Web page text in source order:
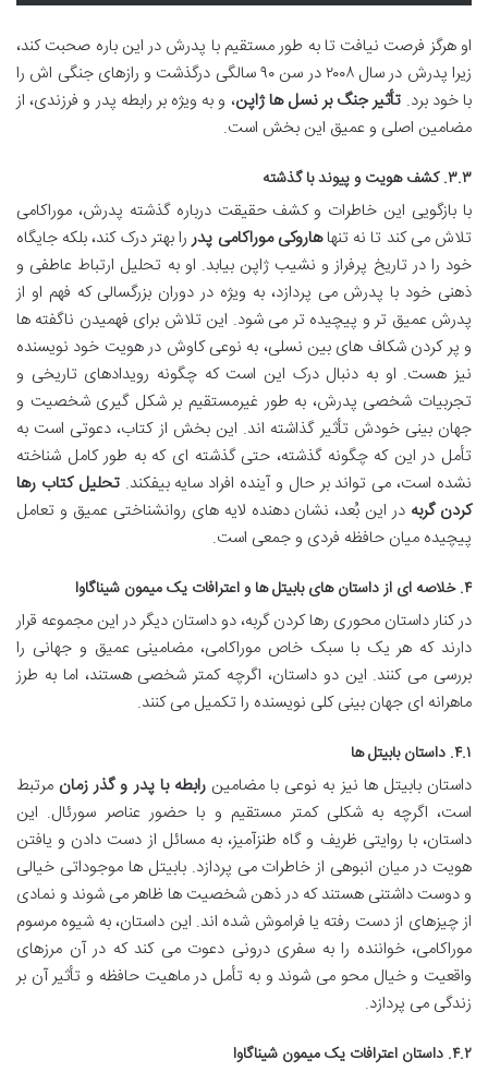
او هرگز فرصت نیافت تا به طور مستقیم با پدرش در این باره صحبت کند،
زیرا پدرش در سال ۲۰۰۸ در سن ۹۰ سالگی درگذشت و رازهای جنگی اش را
با خود برد. تأثیر جنگ بر نسل ها ژاپن، و به ویژه بر رابطه پدر و فرزندی، از
مضامین اصلی و عمیق این بخش است.
۳.۳. کشف هویت و پیوند با گذشته
با بازگویی این خاطرات و کشف حقیقت درباره گذشته پدرش، موراکامی
تلاش می کند تا نه تنهاهاروکی موراکامی پدررا بهتر درک کند، بلکه جایگاه
خود را در تاریخ پرفراز و نشیب ژاپن بیابد. او به تحلیل ارتباط عاطفی و
ذهنی خود با پدرش می پردازد، به ویژه در دوران بزرگسالی که فهم او از
پدرش عمیق تر و پیچیده تر می شود. این تلاش برای فهمیدن ناگفته ها
و پر کردن شکاف های بین نسلی، به نوعی کاوش در هویت خود نویسنده
نیز هست. او به دنبال درک این است که چگونه رویدادهای تاریخی و
تجربیات شخصی پدرش، به طور غیرمستقیم بر شکل گیری شخصیت و
جهان بینی خودش تأثیر گذاشته اند. این بخش از کتاب، دعوتی است به
تأمل در این که چگونه گذشته، حتی گذشته ای که به طور کامل شناخته
نشده است، می تواند بر حال و آینده افراد سایه بیفکند.تحلیل کتاب رها
کردن گربه در این بُعد، نشان دهنده لایه های روانشناختی عمیق و تعامل
پیچیده میان حافظه فردی و جمعی است.
۴. خلاصه ای از داستان های بابیتل ها و اعترافات یک میمون شیناگاوا
در کنار داستان محوری رها کردن گربه، دو داستان دیگر در این مجموعه قرار
دارند که هر یک با سبک خاص موراکامی، مضامینی عمیق و جهانی را
بررسی می کنند. این دو داستان، اگرچه کمتر شخصی هستند، اما به طرز
ماهرانه ای جهان بینی کلی نویسنده را تکمیل می کنند.
۴.۱. داستان بابیتل ها
داستان بابیتل ها نیز به نوعی با مضامینرابطه با پدر و گذر زمان مرتبط
است، اگرچه به شکلی کمتر مستقیم و با حضور عناصر سورئال. این
داستان، با روایتی ظریف و گاه طنزآمیز، به مسائل از دست دادن و یافتن
هویت در میان انبوهی از خاطرات می پردازد. بابیتل ها موجوداتی خیالی
و دوست داشتنی هستند که در ذهن شخصیت ها ظاهر می شوند و نمادی
از چیزهای از دست رفته یا فراموش شده اند. این داستان، به شیوه مرسوم
موراکامی، خواننده را به سفری درونی دعوت می کند که در آن مرزهای
واقعیت و خیال محو می شوند و به تأمل در ماهیت حافظه و تأثیر آن بر
زندگی می پردازد.
۴.۲. داستان اعترافات یک میمون شیناگاوا